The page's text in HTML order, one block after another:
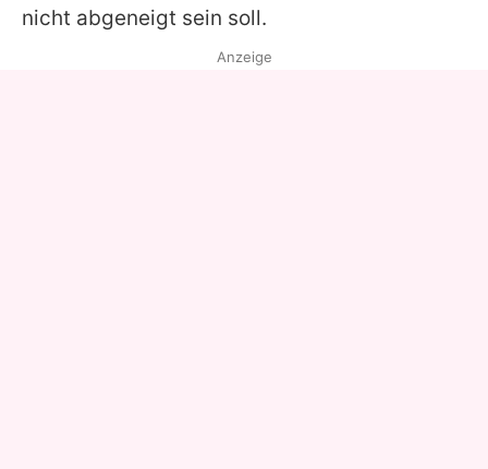
nicht abgeneigt sein soll.
Anzeige